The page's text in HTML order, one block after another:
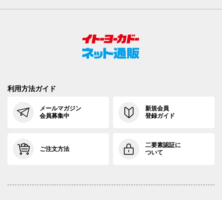
利用方法ガイド
メールマガジン
会員募集中
新規会員
登録ガイド
ご注文方法
二要素認証に
ついて